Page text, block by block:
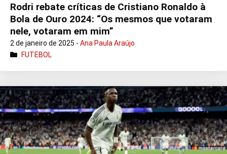
Rodri rebate críticas de Cristiano Ronaldo à
Bola de Ouro 2024: “Os mesmos que votaram
nele, votaram em mim”
2 de janeiro de 2025 - Ana Paula Araújo
FUTEBOL